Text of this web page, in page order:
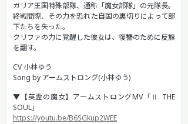
ガリア王国特殊部隊、通称「魔女部隊」の元隊長。
終戦間際、その力を恐れた自国の裏切りによって部
下たちを失った。
クリファの力に覚醒した彼女は、復讐のために反旗
を翻す。
CV 小林ゆう
Song by アームストロング(小林ゆう)
▼【英霊の魔女】アームストロングMV「Ⅱ. THE
SOUL」
https://youtu.be/B6SGkup2WEE